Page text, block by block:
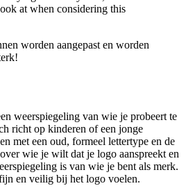
at when considering this
worden aangepast en worden
weerspiegeling van wie je probeert te
richt op kinderen of een jonge
met een oud, formeel lettertype en de
wie je wilt dat je logo aanspreekt en
is van wie je bent als merk.
en veilig bij het logo voelen.